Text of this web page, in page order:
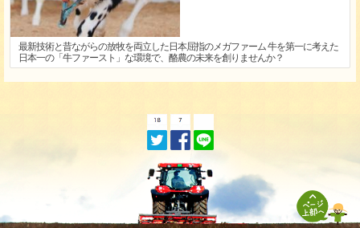
最新技術と昔ながらの放牧を両立した日本屈指のメガファーム 牛を第一に考えた
日本一の「牛ファースト」な環境で、酪農の未来を創りませんか？